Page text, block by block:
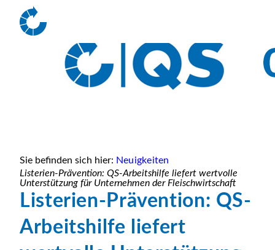
Sie befinden sich hier: Neuigkeiten
Listerien-Prävention: QS-Arbeitshilfe liefert wertvolle
Unterstützung für Unternehmen der Fleischwirtschaft
Listerien-Prävention: QS-
Arbeitshilfe liefert